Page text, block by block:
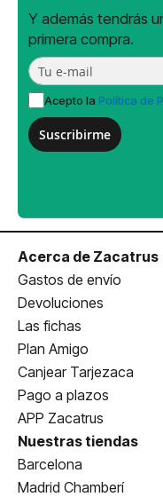
Y además tendrás
primera compra.
Acepto la Política de
Suscribirme
Acerca de Zacatrus
Gastos de envío
Devoluciones
Las fichas
Plan Amigo
Canjear Tarjezaca
Pago a plazos
APP Zacatrus
Nuestras tiendas
Barcelona
Madrid Chamberí